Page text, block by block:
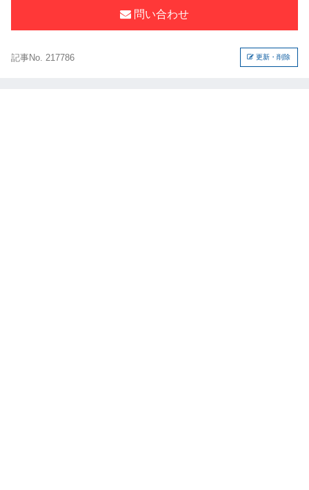
問い合わせ
記事No. 217786 更新・削除